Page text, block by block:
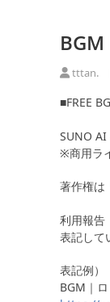
tttan.
■FREE
SUNO AI
※商用ラ
著作権は
利用報告
表記して
表記例）
BGM｜ロ